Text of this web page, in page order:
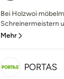
Bei Holzwoi
Schreinermeistern
Mehr
PORTAS